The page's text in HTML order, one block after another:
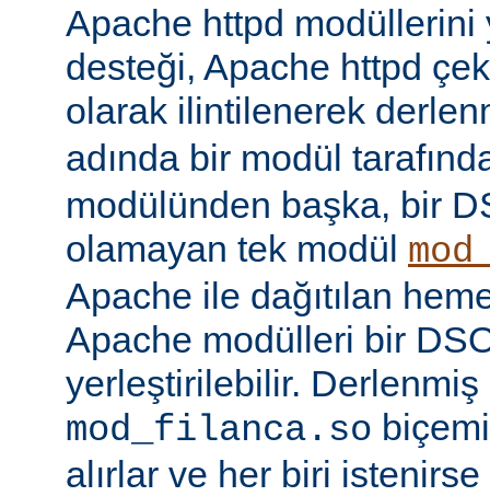
Apache httpd
desteği, Apache httpd
olarak ilintilenerek
adında bir modül
modülünden başka, bir
olamayan tek modül
Apache ile dağıtılan
Apache modülleri bir
yerleştirilebilir.
mod_filanca.so
alırlar ve her biri istenirse